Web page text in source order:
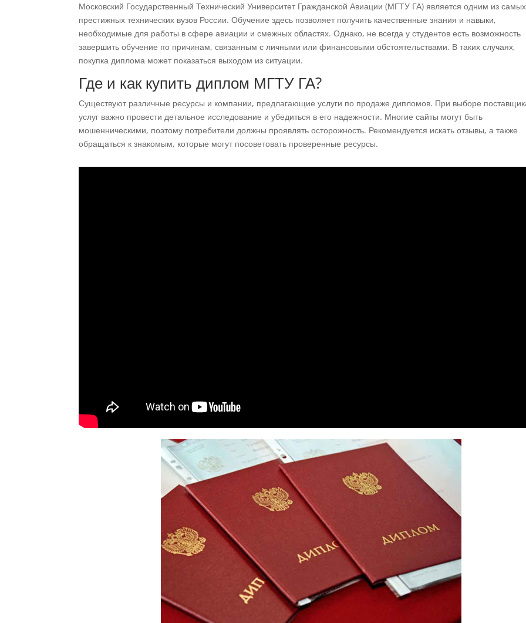
Московский Государственный Технический Университет Гражданской Авиации (МГТУ ГА) является одним из самых
престижных технических вузов России. Обучение здесь позволяет получить качественные знания и навыки,
необходимые для работы в сфере авиации и смежных областях. Однако, не всегда у студентов есть возможность
завершить обучение по причинам, связанным с личными или финансовыми обстоятельствами. В таких случаях,
покупка диплома может показаться выходом из ситуации.
Где и как купить диплом МГТУ ГА?
Существуют различные ресурсы и компании, предлагающие услуги по продаже дипломов. При выборе
услуг важно провести детальное исследование и убедиться в его надежности. Многие сайты могут быть
мошенническими, поэтому потребители должны проявлять осторожность. Рекомендуется искать отзывы, а также
обращаться к знакомым, которые могут посоветовать проверенные ресурсы.